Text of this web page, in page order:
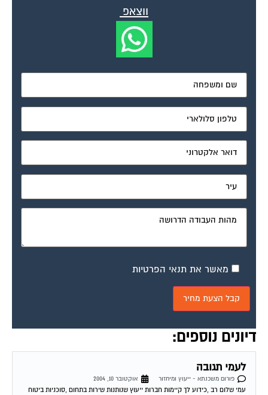
ווצאפ
מאשר את תנאי הפרטיות
דיונים נוספים:
לעמי תגובה
פורום משכנתא - ייעוץ ומיחזור
אוקטובר 10, 2004
עמי שלום רב ,כידוע לך קיימות חברות ייעוץ שנותנות שירות בתחום ,סוכניות ביטוח